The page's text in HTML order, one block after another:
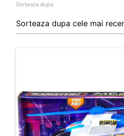
Sorteaza dupa